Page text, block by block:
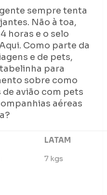
sempre tenta
Não à toa,
horas e o selo
Como parte da
e de pets,
para
sobre como
avião com pets
aéreas
LATAM
7 kgs